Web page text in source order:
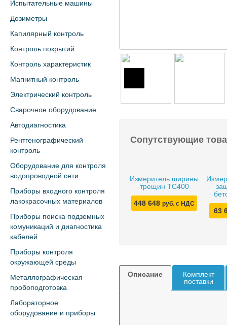
Испытательные машины
Дозиметры
Капилярный контроль
Контроль покрытий
Контроль характеристик
Магнитный контроль
Электрический контроль
Сварочное оборудование
Автодиагностика
Рентгенографический
контроль
Оборудование для контроля
водопроводной сети
Приборы входного контроля
лакокрасочных материалов
Приборы поиска подземных
комуникаций и диагностика
кабелей
Приборы контроля
окружающей среды
Металлографическая
пробоподготовка
Лабораторное
оборудование и приборы
Сопутствующие
Измеритель ширины
трещин TC400
448 648 руб. с НДС
63
Описание
Комплект
поставки